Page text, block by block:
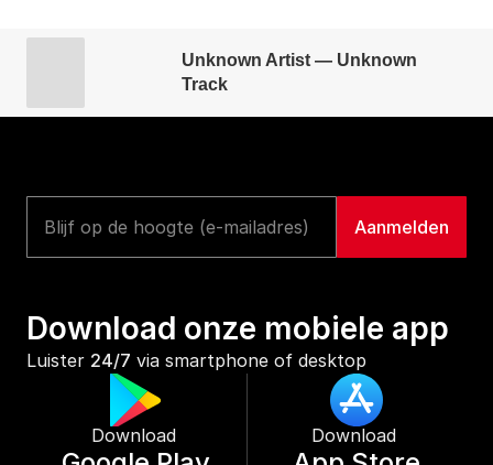
Unknown Artist — Unknown
Track
Download onze mobiele app
Luister 24/7 via smartphone of desktop
Download Download